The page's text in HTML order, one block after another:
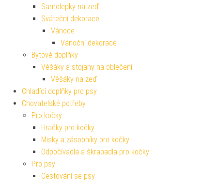
Samolepky na zeď
Sváteční dekorace
Vánoce
Vánoční dekorace
Bytové doplňky
Věšáky a stojany na oblečení
Věšáky na zeď
Chladící doplňky pro psy
Chovatelské potřeby
Pro kočky
Hračky pro kočky
Misky a zásobníky pro kočky
Odpočívadla a škrabadla pro kočky
Pro psy
Cestování se psy